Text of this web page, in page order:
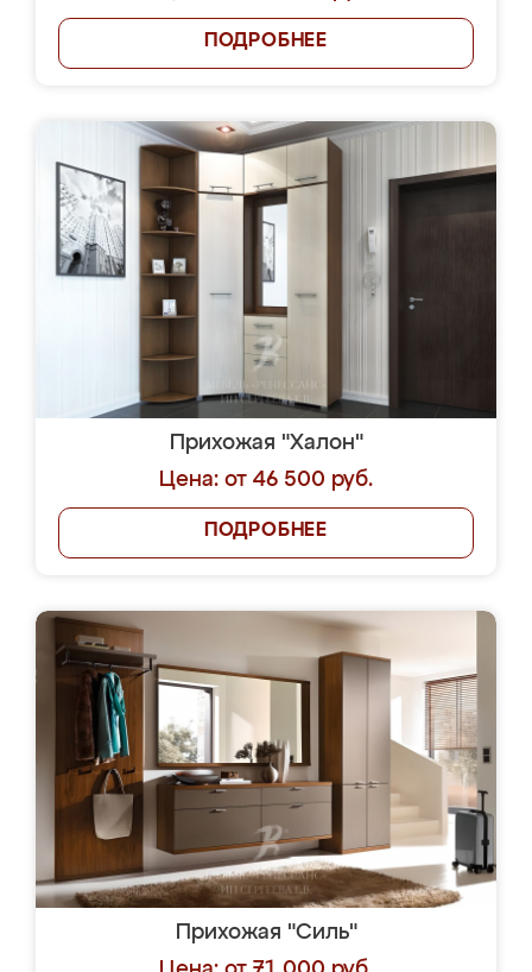
ПОДРОБНЕЕ
Прихожая "Халон"
Цена: от 46 500 руб.
ПОДРОБНЕЕ
Прихожая "Силь"